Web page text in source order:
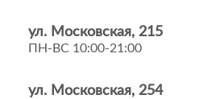
ул. Московская, 215
ПН-ВС 10:00-21:00
ул. Московская, 254